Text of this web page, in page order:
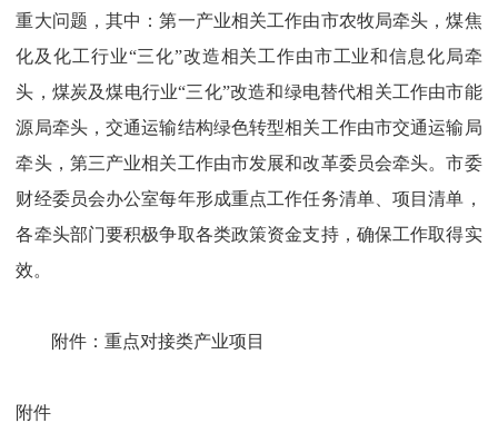
重大问题，其中：第一产业相关工作由市农牧局牵头 ，煤焦
化及化工行业“三化”改造相关工作由市工业和信息化局牵
头 ， 煤炭及煤电行业“三化”改造和绿电替代相关工作由市能
源局牵头，交通运输结构绿色转型相关工作由市交通运输局
牵头， 第三产业相关工作由市发展和改革委员会牵头。市委
财经委员会办公室每年形成重点工作任务清单、项目清单，
各牵头部门要积极争取各类政策资金支持，确保工作取得实
效。
附件：重点对接类产业项目
附件